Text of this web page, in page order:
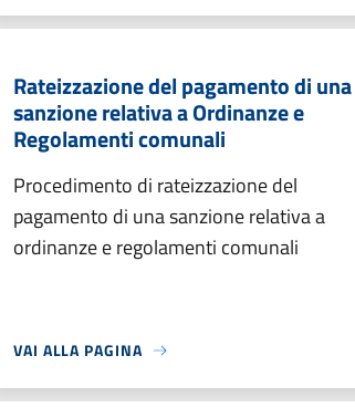
Rateizzazione del pagamento di una
sanzione relativa a Ordinanze e
Regolamenti comunali
Procedimento di rateizzazione del
pagamento di una sanzione relativa a
ordinanze e regolamenti comunali
VAI ALLA PAGINA